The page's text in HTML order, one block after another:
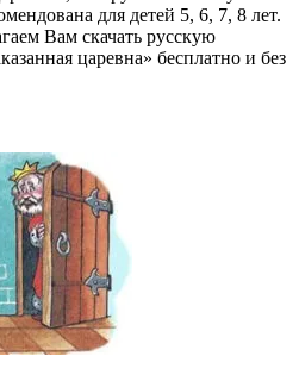
для детей 5, 6, 7, 8 лет.
Вам скачать русскую
царевна» бесплатно и без